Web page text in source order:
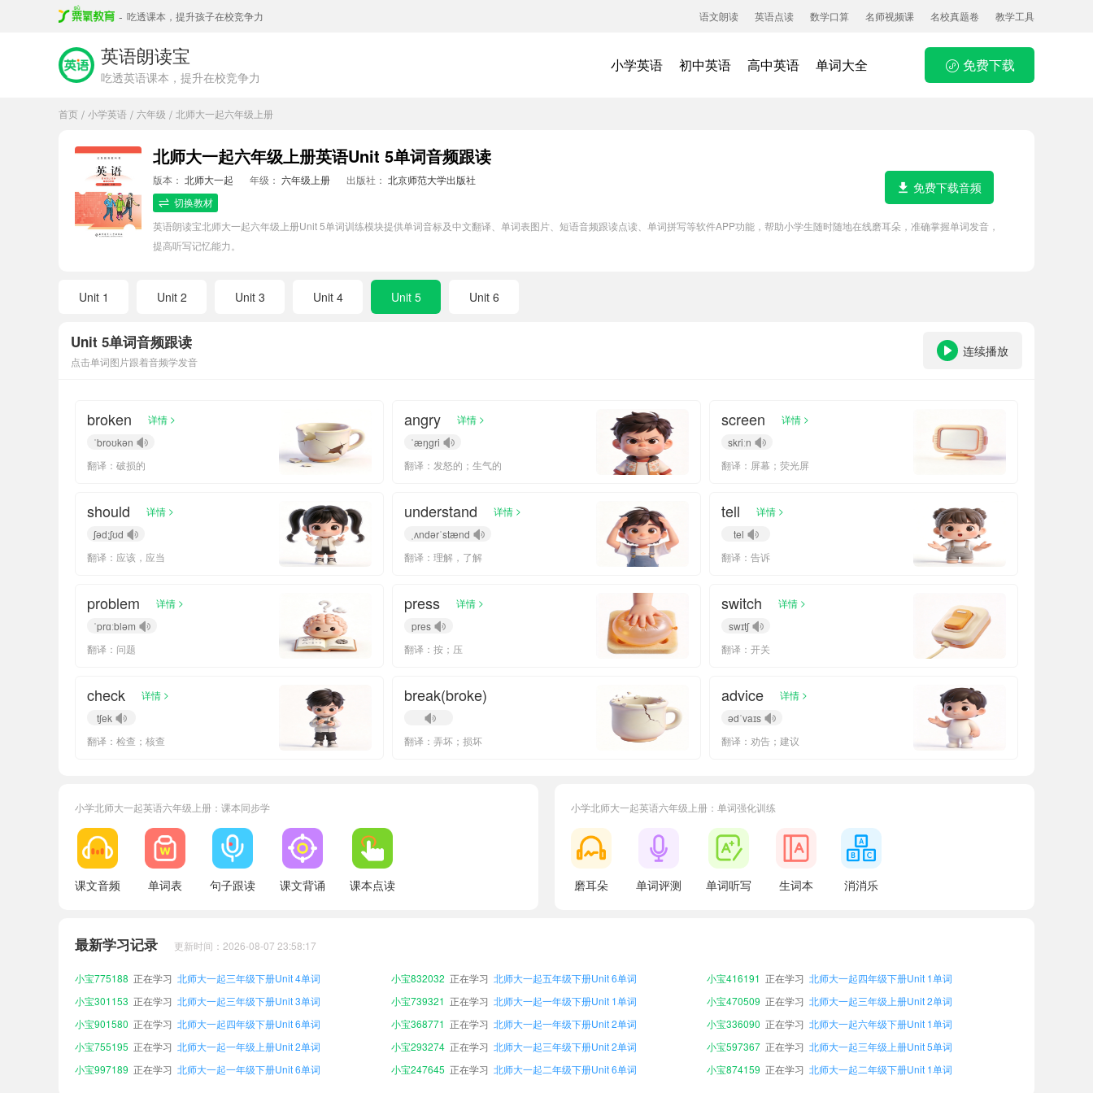
- 吃透课本，提升孩子在校竞争力 语文朗读 英语点读 数学口算 名师视频课 名校真题卷 教学工具
英语朗读宝
吃透英语课本，提升在校竞争力
小学英语 初中英语 高中英语 单词大全 免费下载
首页 / 小学英语 / 六年级 / 北师大一起六年级上册
北师大一起六年级上册英语Unit 5单词音频跟读
版本： 北师大一起 年级： 六年级上册 出版社： 北京师范大学出版社
切换教材
英语朗读宝北师大一起六年级上册Unit 5单词训练模块提供单词音标及中文翻译、单词表图片、短语音频跟读点读、单词拼写等软件APP功能，帮助小学生随时随地在线磨耳朵，准确掌握单词发音，
提高听写记忆能力。
免费下载音频
Unit 1 Unit 2 Unit 3 Unit 4 Unit 5 Unit 6
Unit 5单词音频跟读
点击单词图片跟着音频学发音
连续播放
broken 详情 >
ˈbroʊkən
翻译：破损的
angry 详情 >
ˈæŋgri
翻译：发怒的；生气的
screen 详情 >
skriːn
翻译：屏幕；荧光屏
should 详情 >
ʃəd;ʃʊd
翻译：应该，应当
understand 详情 >
ˌʌndərˈstænd
翻译：理解，了解
tell 详情 >
tel
翻译：告诉
problem 详情 >
ˈprɑːbləm
翻译：问题
press 详情 >
pres
翻译：按；压
switch 详情 >
swɪtʃ
翻译：开关
check 详情 >
tʃek
翻译：检查；核查
break(broke)
翻译：弄坏；损坏
advice 详情 >
ədˈvaɪs
翻译：劝告；建议
小学北师大一起英语六年级上册：课本同步学
课文音频 单词表 句子跟读 课文背诵 课本点读
小学北师大一起英语六年级上册：单词强化训练
磨耳朵 单词评测 单词听写 生词本 消消乐
最新学习记录 更新时间：2026-08-07 23:58:17
小宝549962 正在学习 北师大一起二年级上册Unit 5单词
小宝775188 正在学习 北师大一起三年级下册Unit 4单词 小宝832032 正在学习 北师大一起五年级下册Unit 6单词 小宝416191 正在学习 北师大一起四年级下册Unit 1单词
小宝301153 正在学习 北师大一起三年级下册Unit 3单词 小宝739321 正在学习 北师大一起一年级下册Unit 1单词 小宝470509 正在学习 北师大一起三年级上册Unit 2单词
小宝901580 正在学习 北师大一起四年级下册Unit 6单词 小宝368771 正在学习 北师大一起一年级下册Unit 2单词 小宝336090 正在学习 北师大一起六年级下册Unit 1单词
小宝755195 正在学习 北师大一起一年级上册Unit 2单词 小宝293274 正在学习 北师大一起三年级下册Unit 2单词 小宝597367 正在学习 北师大一起三年级上册Unit 5单词
小宝997189 正在学习 北师大一起一年级下册Unit 6单词 小宝247645 正在学习 北师大一起二年级下册Unit 6单词 小宝874159 正在学习 北师大一起二年级下册Unit 1单词